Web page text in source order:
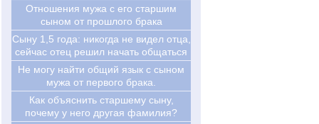
Отношения мужа с его старшим
сыном от прошлого брака
Cыну 1,5 года: никогда не видел отца,
сейчас отец решил начать общаться
Не могу найти общий язык с сыном
мужа от первого брака.
Как объяснить старшему сыну,
почему у него другая фамилия?